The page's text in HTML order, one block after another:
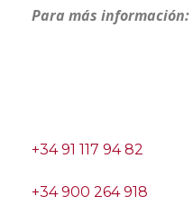
Para más información:
+34 91 117 94 82
+34 900 264 918